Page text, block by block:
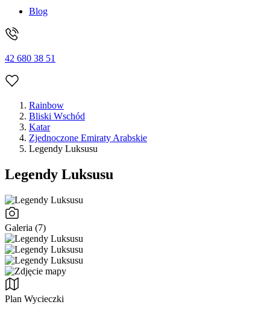
Blog
42 680 38 51
Rainbow
Bliski Wschód
Katar
Zjednoczone Emiraty Arabskie
Legendy Luksusu
Legendy Luksusu
Galeria (7)
Plan Wycieczki